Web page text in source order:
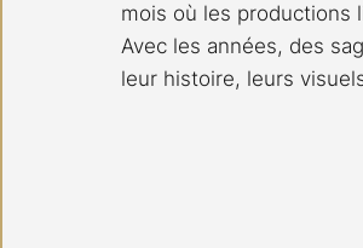
mois où les productions
Avec les années, des
leur histoire, leurs